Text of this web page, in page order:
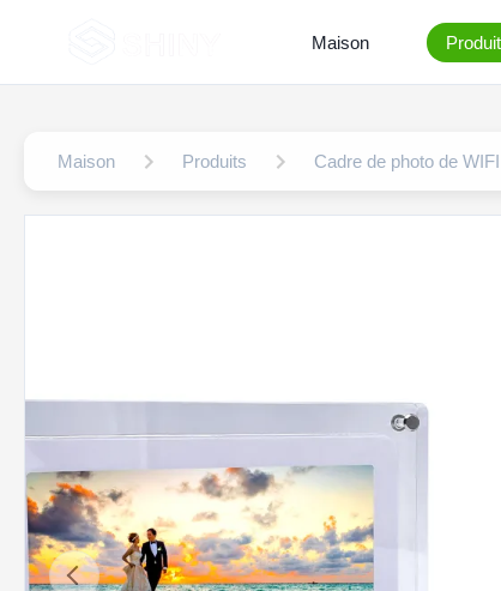
Maison
Maison Produits Cadre de photo de